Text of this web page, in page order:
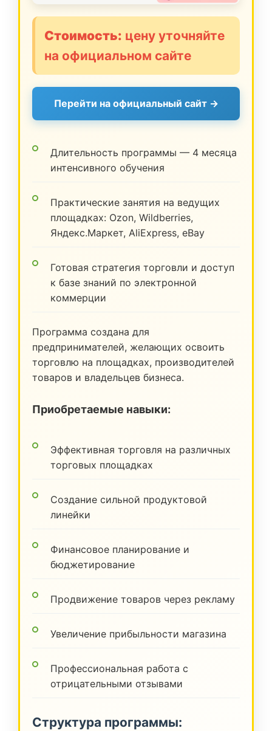
Стоимость: цену уточняйте
на официальном сайте
Перейти на официальный сайт →
Длительность программы — 4 месяца
интенсивного обучения
Практические занятия на ведущих
площадках: Ozon, Wildberries,
Яндекс.Маркет, AliExpress, eBay
Готовая стратегия торговли и доступ
к базе знаний по электронной
коммерции
Программа создана для
предпринимателей, желающих освоить
торговлю на площадках, производителей
товаров и владельцев бизнеса.
Приобретаемые навыки:
Эффективная торговля на различных
торговых площадках
Создание сильной продуктовой
линейки
Финансовое планирование и
бюджетирование
Продвижение товаров через рекламу
Увеличение прибыльности магазина
Профессиональная работа с
отрицательными отзывами
Структура программы: